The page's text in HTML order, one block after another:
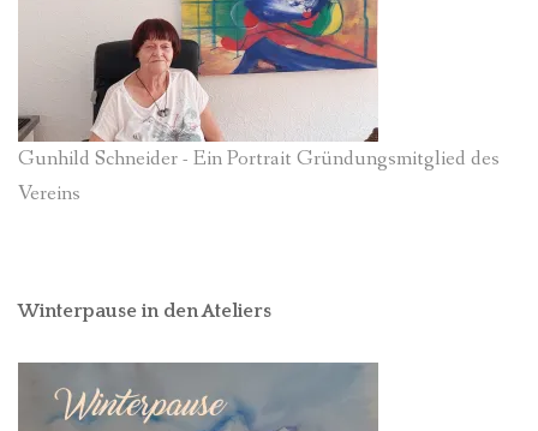
Gunhild Schneider - Ein Portrait Gründungsmitglied des
Vereins
Winterpause in den Ateliers